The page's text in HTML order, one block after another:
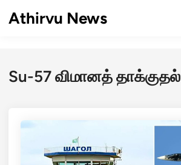
Athirvu News
Su-57 விமானத் தாக்குதல்